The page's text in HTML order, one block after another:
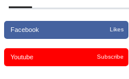
Facebook Likes
Youtube Subscribe